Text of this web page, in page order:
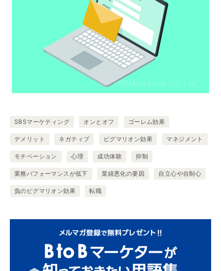
SBSマーケティング オンとオフ ゴーレム効果
デメリット ネガティブ ピグマリオン効果 マネジメント
モチベーション 心理 成功体験 抑制
業務パフォーマンスが低下 業績悪化の要因 自立心や自制心
負のピグマリオン効果 転職